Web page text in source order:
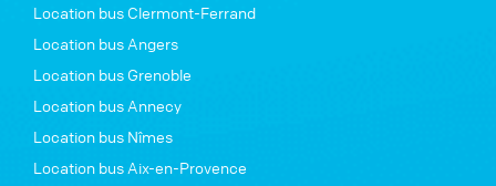
Location bus Clermont-Ferrand
Location bus Angers
Location bus Grenoble
Location bus Annecy
Location bus Nîmes
Location bus Aix-en-Provence